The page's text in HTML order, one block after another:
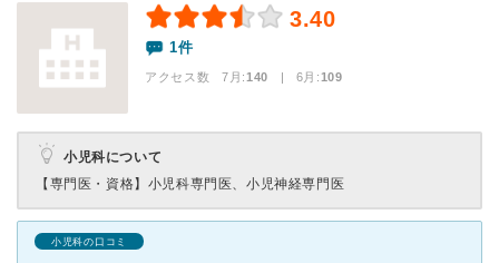
3.40
1件
アクセス数 7月:140 | 6月:109
小児科について
【専門医・資格】 小児科専門医、小児神経専門医
小児科の口コミ